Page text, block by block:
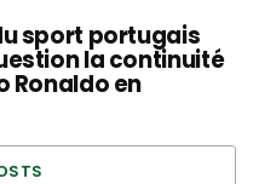
sport portugais
la continuité
Ronaldo en